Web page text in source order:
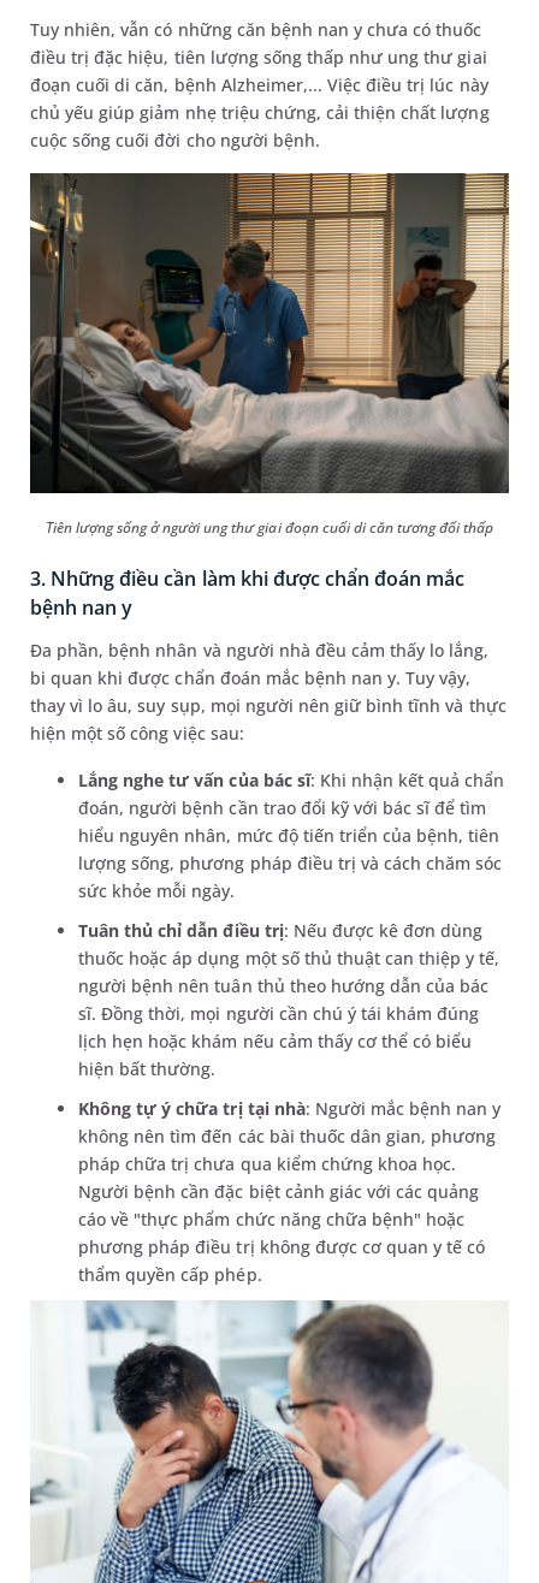
Tuy nhiên, vẫn có những căn bệnh nan y chưa có thuốc
điều trị đặc hiệu, tiên lượng sống thấp như ung thư giai
đoạn cuối di căn, bệnh Alzheimer,... Việc điều trị lúc này
chủ yếu giúp giảm nhẹ triệu chứng, cải thiện chất lượng
cuộc sống cuối đời cho người bệnh.
Tiên lượng sống ở người ung thư giai đoạn cuối di căn tương đối thấp
3. Những điều cần làm khi được chẩn đoán mắc
bệnh nan y
Đa phần, bệnh nhân và người nhà đều cảm thấy lo lắng,
bi quan khi được chẩn đoán mắc bệnh nan y. Tuy vậy,
thay vì lo âu, suy sụp, mọi người nên giữ bình tĩnh và thực
hiện một số công việc sau:
Lắng nghe tư vấn của bác sĩ: Khi nhận kết quả chẩn
đoán, người bệnh cần trao đổi kỹ với bác sĩ để tìm
hiểu nguyên nhân, mức độ tiến triển của bệnh, tiên
lượng sống, phương pháp điều trị và cách chăm sóc
sức khỏe mỗi ngày.
Tuân thủ chỉ dẫn điều trị: Nếu được kê đơn dùng
thuốc hoặc áp dụng một số thủ thuật can thiệp y tế,
người bệnh nên tuân thủ theo hướng dẫn của bác
sĩ. Đồng thời, mọi người cần chú ý tái khám đúng
lịch hẹn hoặc khám nếu cảm thấy cơ thể có biểu
hiện bất thường.
Không tự ý chữa trị tại nhà: Người mắc bệnh nan y
không nên tìm đến các bài thuốc dân gian, phương
pháp chữa trị chưa qua kiểm chứng khoa học.
Người bệnh cần đặc biệt cảnh giác với các quảng
cáo về "thực phẩm chức năng chữa bệnh" hoặc
phương pháp điều trị không được cơ quan y tế có
thẩm quyền cấp phép.